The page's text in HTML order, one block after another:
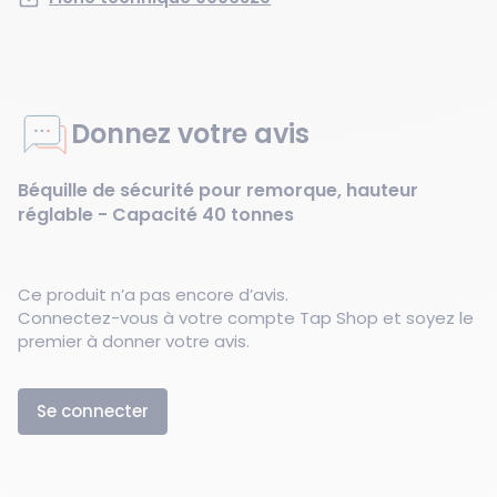
Donnez votre avis
Béquille de sécurité pour remorque, hauteur
réglable - Capacité 40 tonnes
Ce produit n’a pas encore d’avis.
Connectez-vous à votre compte Tap Shop et soyez le
premier à donner votre avis.
Se connecter